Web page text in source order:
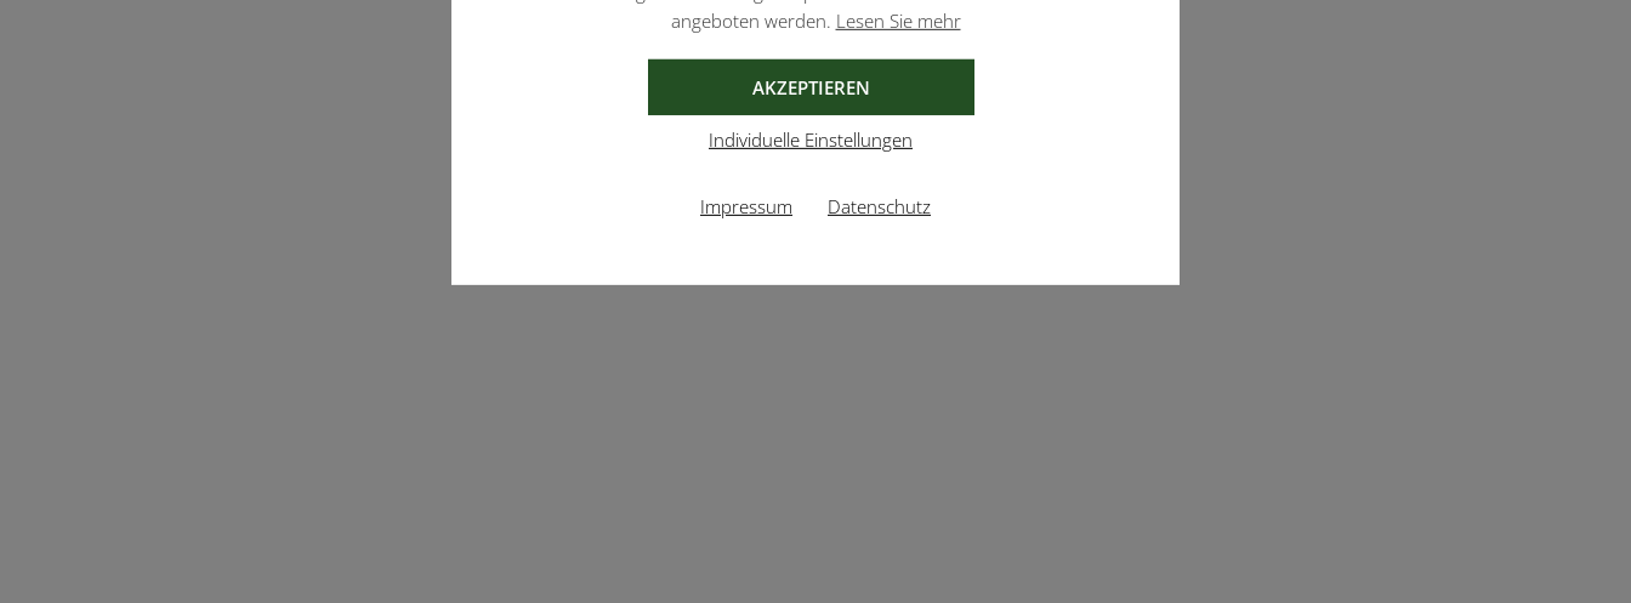
angeboten werden. Lesen Sie mehr
AKZEPTIEREN
Individuelle Einstellungen
Impressum Datenschutz